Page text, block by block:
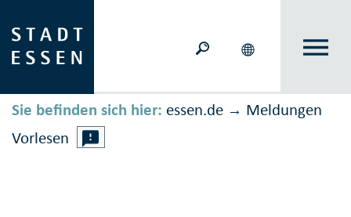
Sie befinden sich hier: essen.de → Meldungen
Vorlesen